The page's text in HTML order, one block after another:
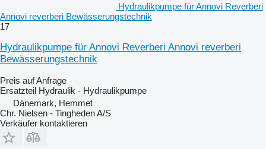
Hydraulikpumpe für Annovi Reverberi
Annovi reverberi Bewässerungstechnik
17
Hydraulikpumpe für Annovi Reverberi Annovi reverberi
Bewässerungstechnik
Preis auf Anfrage
Ersatzteil Hydraulik - Hydraulikpumpe
Dänemark, Hemmet
Chr. Nielsen - Tingheden A/S
Verkäufer kontaktieren